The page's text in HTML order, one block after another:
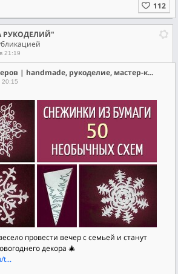
РУКОДЕЛИЙ"
21:19
Ярмарка Мастеров | handmade, рукоделие, мастер-классы, арт
20:15
провести вечер с семьей и станут
декора 🎄
t...